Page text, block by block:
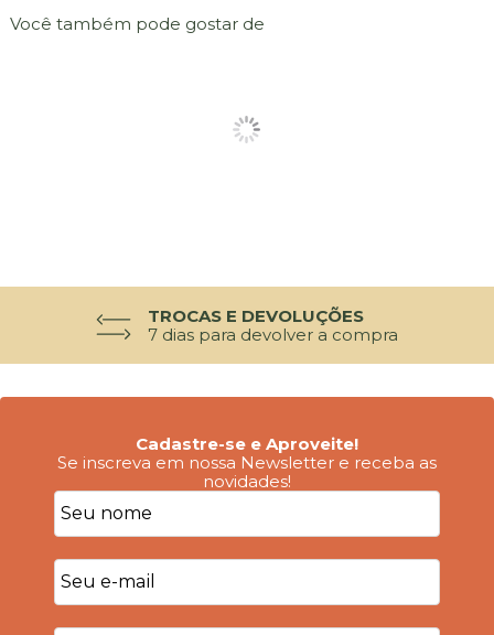
Você também pode gostar de
TROCAS E DEVOLUÇÕES
7 dias para devolver a compra
Cadastre-se e Aproveite!
Se inscreva em nossa Newsletter e receba as
novidades!